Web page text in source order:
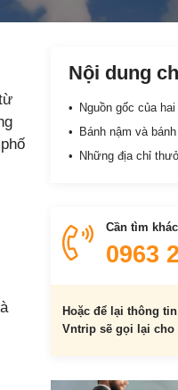
Nội dung
Nguồn gốc của
Bánh nậm và
Những địa chỉ
Cần tìm
0963
Hoặc để lại thông tin
Vntrip sẽ gọi lại cho